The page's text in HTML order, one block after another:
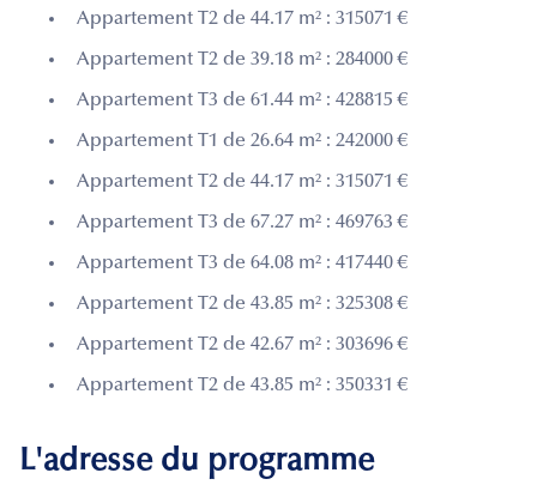
Appartement T2 de 44.17 m² : 315071 €
Appartement T2 de 39.18 m² : 284000 €
Appartement T3 de 61.44 m² : 428815 €
Appartement T1 de 26.64 m² : 242000 €
Appartement T2 de 44.17 m² : 315071 €
Appartement T3 de 67.27 m² : 469763 €
Appartement T3 de 64.08 m² : 417440 €
Appartement T2 de 43.85 m² : 325308 €
Appartement T2 de 42.67 m² : 303696 €
Appartement T2 de 43.85 m² : 350331 €
L'adresse du programme